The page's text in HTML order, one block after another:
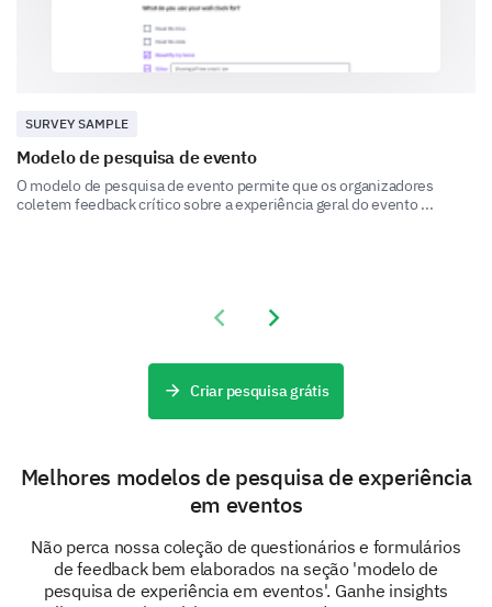
base em sua experiência?
Talvez
Por favor, coloque aqui o seu comentário:
Informações do Participante
informações não serão compartilhadas
Qual é o seu gênero?
SURVEY SAMPLE
Modelo de pesquisa de evento
O modelo de pesquisa de evento permite que os organizadores
coletem feedback crítico sobre a experiência geral do evento ...
Previous slide
Next slide
Criar pesquisa grátis
Melhores modelos de pesquisa de experiência
em eventos
Não perca nossa coleção de questionários e formulários
de feedback bem elaborados na seção 'modelo de
pesquisa de experiência em eventos'. Ganhe insights